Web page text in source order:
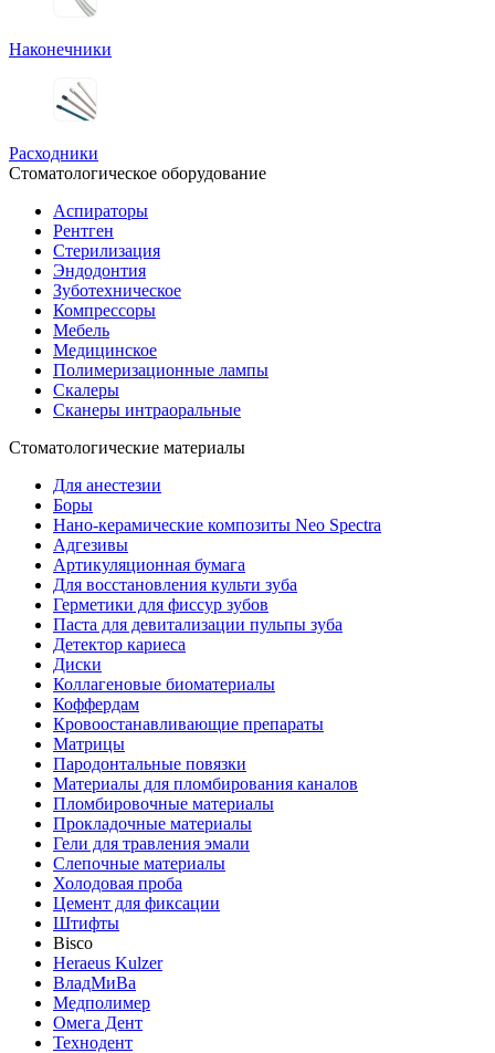
Наконечники
Расходники
Стоматологическое оборудование
Аспираторы
Рентген
Стерилизация
Эндодонтия
Зуботехническое
Компрессоры
Мебель
Медицинское
Полимеризационные лампы
Скалеры
Сканеры интраоральные
Стоматологические материалы
Для анестезии
Боры
Нано-керамические композиты Neo Spectra
Адгезивы
Артикуляционная бумага
Для восстановления культи зуба
Герметики для фиссур зубов
Паста для девитализации пульпы зуба
Детектор кариеса
Диски
Коллагеновые биоматериалы
Коффердам
Кровоостанавливающие препараты
Матрицы
Пародонтальные повязки
Материалы для пломбирования каналов
Пломбировочные материалы
Прокладочные материалы
Гели для травления эмали
Слепочные материалы
Холодовая проба
Цемент для фиксации
Штифты
Bisco
Heraeus Kulzer
ВладМиВа
Медполимер
Омега Дент
Технодент